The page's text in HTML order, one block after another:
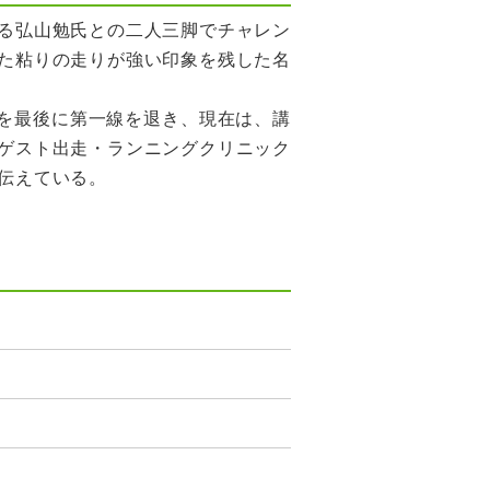
弘山勉氏との二人三脚でチャレン
粘りの走りが強い印象を残した名
最後に第一線を退き、現在は、講
スト出走・ランニングクリニック
えている。